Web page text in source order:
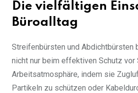
Die vielfältigen
Büroalltag
Streifenbürsten und Abdichtbürsten
nicht nur beim effektiven Schutz vor
Arbeitsatmosphäre, indem sie
Partikeln zu schützen oder